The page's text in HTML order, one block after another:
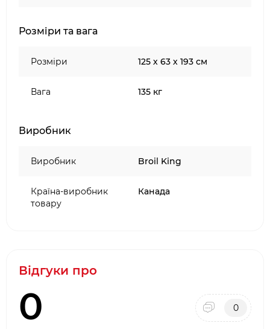
Розміри та вага
Розміри 125 х 63 х 193 см
Вага 135 кг
Виробник
Виробник Broil King
Країна-виробник
товару
Канада
Відгуки про
0 0